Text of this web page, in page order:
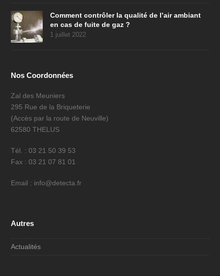
Comment contrôler la qualité de l’air ambiant
en cas de fuite de gaz ?
1 juillet 2022
Nos Coordonnées
Zal des Meuniers
295 Rue de la Briqueterie
(Accès par la route de Neuville)
62580 THELUS
Tél. : 03 21 50 39 53
Fax : 03 21 07 81 01
Email : info@detecta.fr
Autres
Actualités